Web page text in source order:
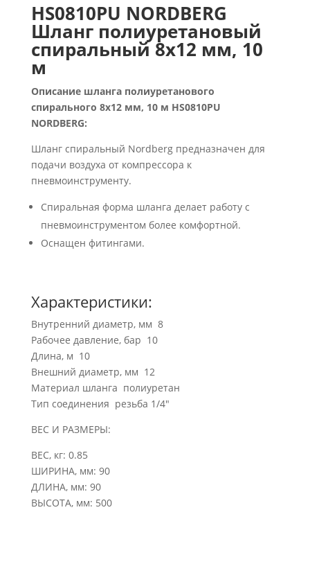
HS0810PU NORDBERG
Шланг полиуретановый
спиральный 8х12 мм, 10
м
Описание шланга полиуретанового
спирального 8х12 мм, 10 м HS0810PU
NORDBERG:
Шланг спиральный Nordberg предназначен для
подачи воздуха от компрессора к
пневмоинструменту.
Спиральная форма шланга делает работу с
пневмоинструментом более комфортной.
Оснащен фитингами.
Характеристики:
Внутренний диаметр, мм 8
Рабочее давление, бар 10
Длина, м 10
Внешний диаметр, мм 12
Материал шланга полиуретан
Тип соединения резьба 1/4″
ВЕС И РАЗМЕРЫ:
ВЕС, кг: 0.85
ШИРИНА, мм: 90
ДЛИНА, мм: 90
ВЫСОТА, мм: 500